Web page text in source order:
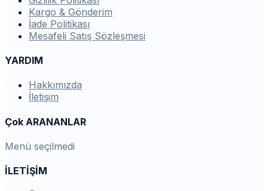
Kargo & Gönderim
İade Politikası
Mesafeli Satış Sözleşmesi
YARDIM
Hakkımızda
İletişim
Çok ARANANLAR
Menü seçilmedi
İLETİŞİM